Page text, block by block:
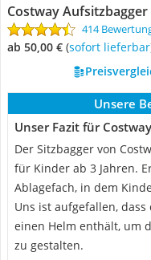
Costway
414
ab 50,00 € ( Sofort lieferbar
Unsere
Unser Fazit für
Der Sitzbagger von
für Kinder ab 3 Jahren.
Ablagefach, in dem
Uns ist aufgefallen,
einen Helm enthält, um
zu gestalten.